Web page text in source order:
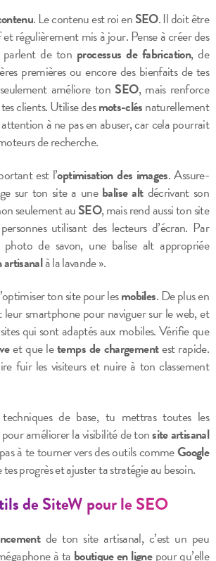
. Le contenu est roi enSEO. Il doit être
régulièrement mis à jour. Pense à créer des
de ton processus de fabrication, de
premières ou encore des bienfaits de tes
améliore ton SEO, mais renforce
clients. Utilise desmots-clésnaturellement
à ne pas en abuser, car cela pourrait
de recherche.
est l’optimisation des images. Assure-
sur ton site a une balise altdécrivant son
seulement auSEO, mais rend aussi ton site
utilisant des lecteurs d’écran. Par
de savon, une balise alt appropriée
artisanalà la lavande ».
ton site pour lesmobiles. De plus en
leur smartphone pour naviguer sur le web, et
qui sont adaptés aux mobiles. Vérifie que
et que letemps de chargementest rapide.
fuir les visiteurs et nuire à ton classement
de base, tu mettras toutes les
améliorer la visibilité de tonsite artisanal
à te tourner vers des outils commeGoogle
tes progrès et ajuster ta stratégie au besoin.
de SiteW pour le SEO
de ton site artisanal, c’est un peu
à ta boutique en lignepour qu’elle